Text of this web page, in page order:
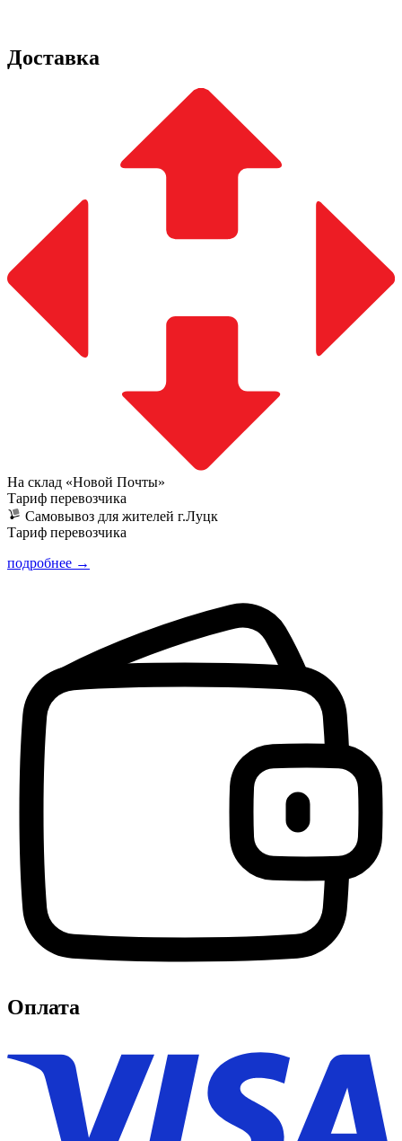
Доставка
На склад «Новой Почты»
Тариф перевозчика
Самовывоз для жителей г.Луцк
Тариф перевозчика
подробнее →
Оплата